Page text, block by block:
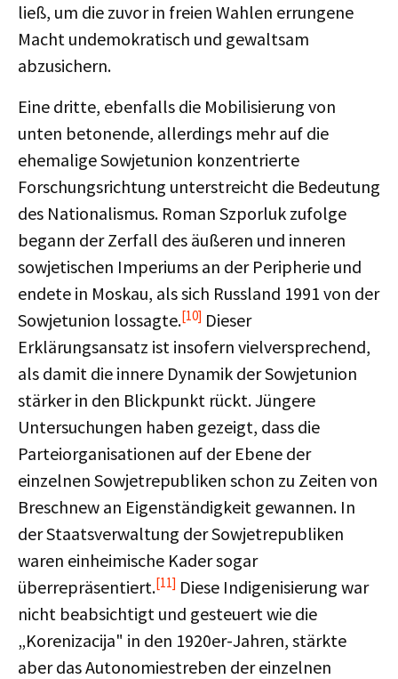
ließ, um die zuvor in freien Wahlen errungene
Macht undemokratisch und gewaltsam
abzusichern.
Eine dritte, ebenfalls die Mobilisierung von
unten betonende, allerdings mehr auf die
ehemalige Sowjetunion konzentrierte
Forschungsrichtung unterstreicht die Bedeutung
des Nationalismus. Roman Szporluk zufolge
begann der Zerfall des äußeren und inneren
sowjetischen Imperiums an der Peripherie und
endete in Moskau, als sich Russland 1991 von der
Sowjetunion lossagte.[10] Dieser
Erklärungsansatz ist insofern vielversprechend,
als damit die innere Dynamik der Sowjetunion
stärker in den Blickpunkt rückt. Jüngere
Untersuchungen haben gezeigt, dass die
Parteiorganisationen auf der Ebene der
einzelnen Sowjetrepubliken schon zu Zeiten von
Breschnew an Eigenständigkeit gewannen. In
der Staatsverwaltung der Sowjetrepubliken
waren einheimische Kader sogar
überrepräsentiert.[11] Diese Indigenisierung war
nicht beabsichtigt und gesteuert wie die
„Korenizacija" in den 1920er-Jahren, stärkte
aber das Autonomiestreben der einzelnen